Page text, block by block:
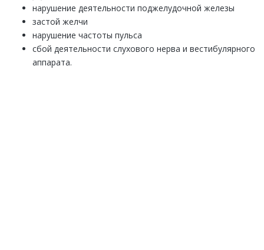
нарушение деятельности поджелудочной железы
застой желчи
нарушение частоты пульса
сбой деятельности слухового нерва и вестибулярного
аппарата.